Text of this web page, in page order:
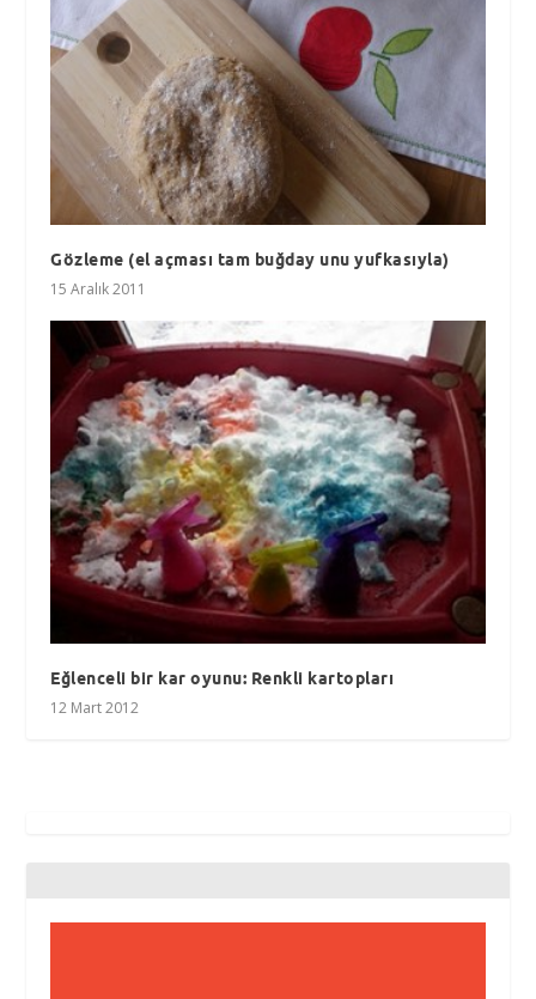
Gözleme (el açması tam buğday unu yufkasıyla)
15 Aralık 2011
Eğlenceli bir kar oyunu: Renkli kartopları
12 Mart 2012